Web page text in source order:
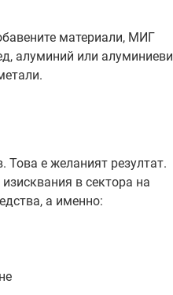
материали, МИГ
алуминий или алуминиеви
е желаният резултат.
в сектора на
а именно: